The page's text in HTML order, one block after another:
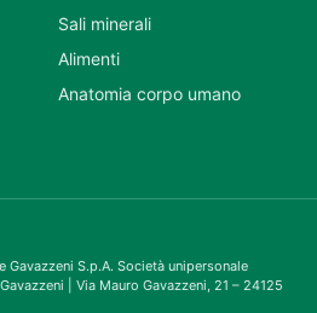
Sali minerali
Alimenti
Anatomia corpo umano
Gavazzeni S.p.A. Società unipersonale
| Via Mauro Gavazzeni, 21 – 24125